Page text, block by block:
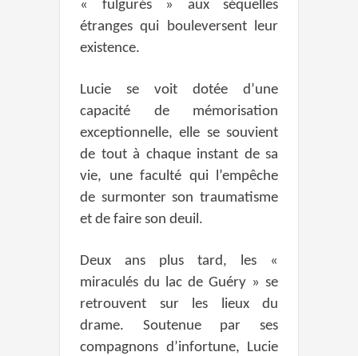
« fulgurés » aux séquelles
étranges qui bouleversent leur
existence.
Lucie se voit dotée d’une
capacité de mémorisation
exceptionnelle, elle se souvient
de tout à chaque instant de sa
vie, une faculté qui l’empêche
de surmonter son traumatisme
et de faire son deuil.
Deux ans plus tard, les «
miraculés du lac de Guéry » se
retrouvent sur les lieux du
drame. Soutenue par ses
compagnons d’infortune, Lucie